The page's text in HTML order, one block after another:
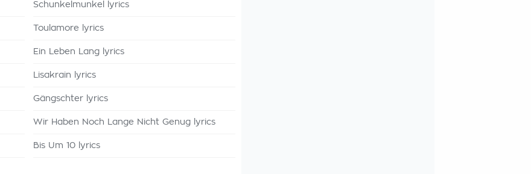
Schunkelmunkel lyrics
Toulamore lyrics
Ein Leben Lang lyrics
Lisakrain lyrics
Gängschter lyrics
Wir Haben Noch Lange Nicht Genug lyrics
Bis Um 10 lyrics